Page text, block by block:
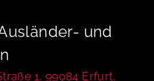
Ausländer- und